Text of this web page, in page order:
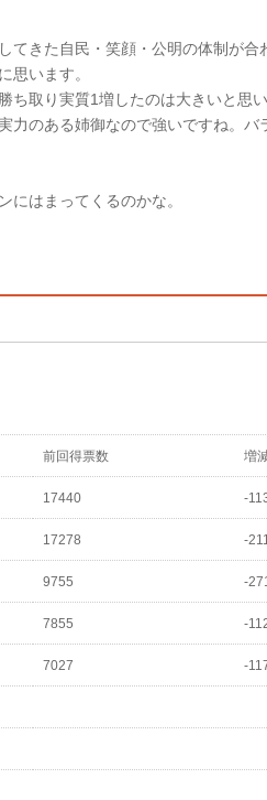
てきた自民・笑顔・公明の体制が合
思います。
ち取り実質1増したのは大きいと思
力のある姉御なので強いですね。バ
にはまってくるのかな。
前回得票数 増
17440 -
17278 -
9755 -
7855 -
7027 -